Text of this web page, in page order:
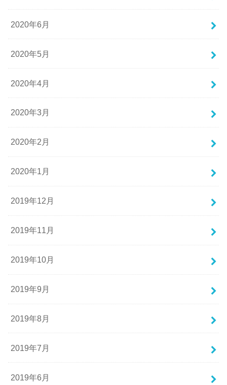
2020年6月
2020年5月
2020年4月
2020年3月
2020年2月
2020年1月
2019年12月
2019年11月
2019年10月
2019年9月
2019年8月
2019年7月
2019年6月